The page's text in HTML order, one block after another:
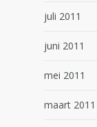
juli 2011
juni 2011
mei 2011
maart 2011